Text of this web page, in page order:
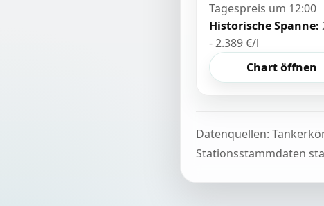
Tagespreis um 12:00
Historische Spanne:
- 2.389 €/l
Chart öffnen
Datenquellen:
Stationsstammdaten